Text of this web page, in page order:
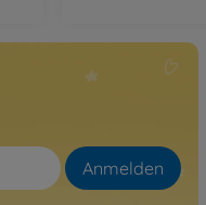
Anmelden